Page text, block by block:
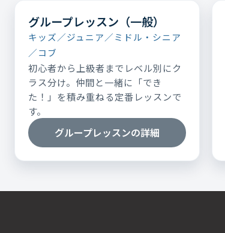
グループレッスン（一般）
キッズ／ジュニア／ミドル・シニア
／コブ
初心者から上級者までレベル別にク
ラス分け。仲間と一緒に「でき
た！」を積み重ねる定番レッスンで
す。
グループレッスンの詳細